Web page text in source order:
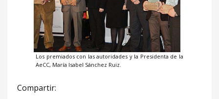
Los premiados con las autoridades y la Presidenta de la
AeCC, María Isabel Sánchez Ruiz.
Compartir: